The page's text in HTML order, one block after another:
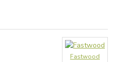
Fastwood